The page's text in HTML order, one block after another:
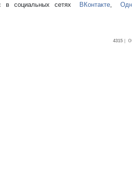
в социальных сетях ВКонтакте
4315|